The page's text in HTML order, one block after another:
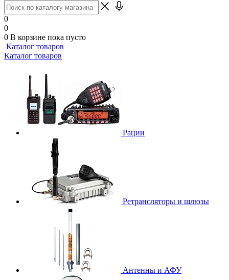
0
0
0 В корзине пока пусто
Каталог товаров
Каталог товаров
Рации
Ретрансляторы и шлюзы
Антенны и АФУ